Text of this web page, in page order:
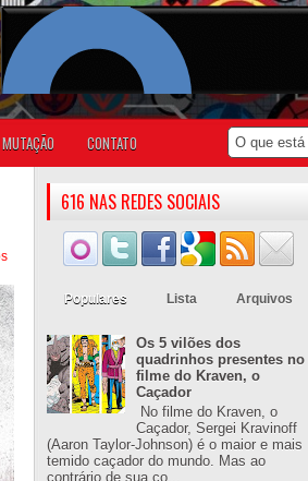
MUTAÇÃO CONTATO
616 NAS REDES SOCIAIS
Populares Lista Arquivos
Os 5 vilões dos
quadrinhos presentes no
filme do Kraven, o
Caçador
No filme do Kraven, o
Caçador, Sergei Kravinoff
(Aaron Taylor-Johnson) é o maior e mais
temido caçador do mundo. Mas ao
contrário de sua co...